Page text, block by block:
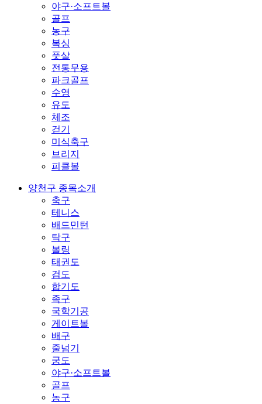
야구·소프트볼
골프
농구
복싱
풋살
전통무용
파크골프
수영
유도
체조
걷기
미식축구
브리지
피클볼
양천구 종목소개
축구
테니스
배드민턴
탁구
볼링
태권도
검도
합기도
족구
국학기공
게이트볼
배구
줄넘기
궁도
야구·소프트볼
골프
농구